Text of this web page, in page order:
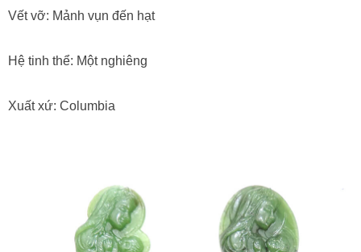
Vết vỡ: Mảnh vụn đến hạt
Hệ tinh thể: Một nghiêng
Xuất xứ: Columbia